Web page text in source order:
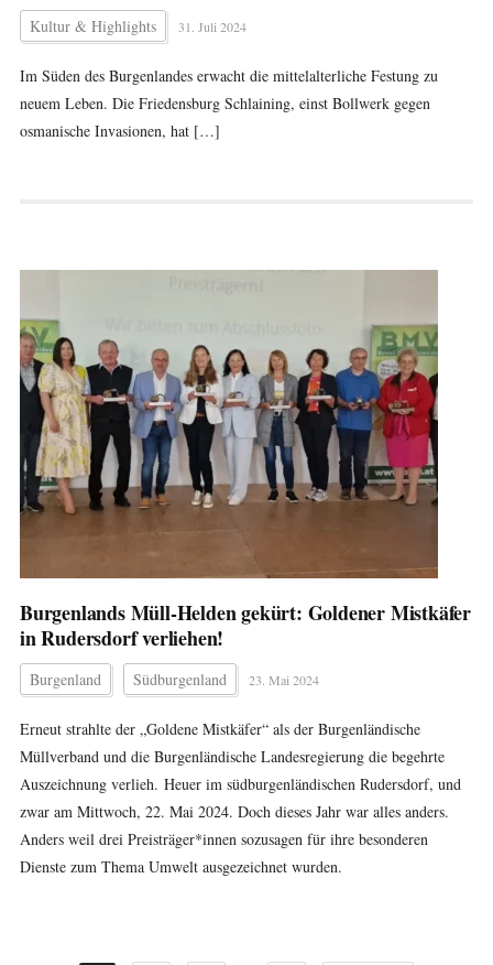
Kultur & Highlights 31. Juli 2024
Im Süden des Burgenlandes erwacht die mittelalterliche Festung zu
neuem Leben. Die Friedensburg Schlaining, einst Bollwerk gegen
osmanische Invasionen, hat […]
Burgenlands Müll-Helden gekürt: Goldener Mistkäfer
in Rudersdorf verliehen!
Burgenland Südburgenland 23. Mai 2024
Erneut strahlte der „Goldene Mistkäfer“ als der Burgenländische
Müllverband und die Burgenländische Landesregierung die begehrte
Auszeichnung verlieh. Heuer im südburgenländischen Rudersdorf, und
zwar am Mittwoch, 22. Mai 2024. Doch dieses Jahr war alles anders.
Anders weil drei Preisträger*innen sozusagen für ihre besonderen
Dienste zum Thema Umwelt ausgezeichnet wurden.